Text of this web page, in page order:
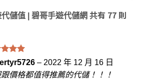
儲值 | 碧哥手遊代儲網 共有 77 則
5滿
– 2022 年 12 月 16 日
價格都值得推薦的代儲！！！